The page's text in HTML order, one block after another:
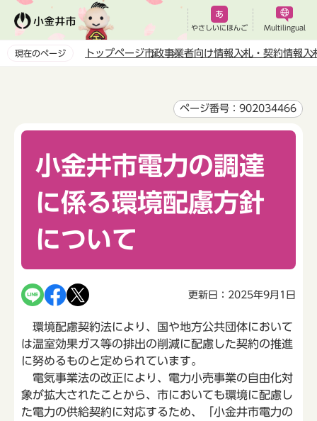
ペ
やさしいにほんご Multilingual
現在のページ トップページ市政事業者向け情報 入札・契約情報 入
ページ番号：902034466
小金井市電力の調達
に係る環境配慮方針
について
更新日：2025年9月1日
環境配慮契約法により、国や地方公共団体において
は温室効果ガス等の排出の削減に配慮した契約の推進
に努めるものと定められています。
電気事業法の改正により、電力小売事業の自由化対
象が拡大されたことから、市においても環境に配慮し
た電力の供給契約に対応するため、「小金井市電力の